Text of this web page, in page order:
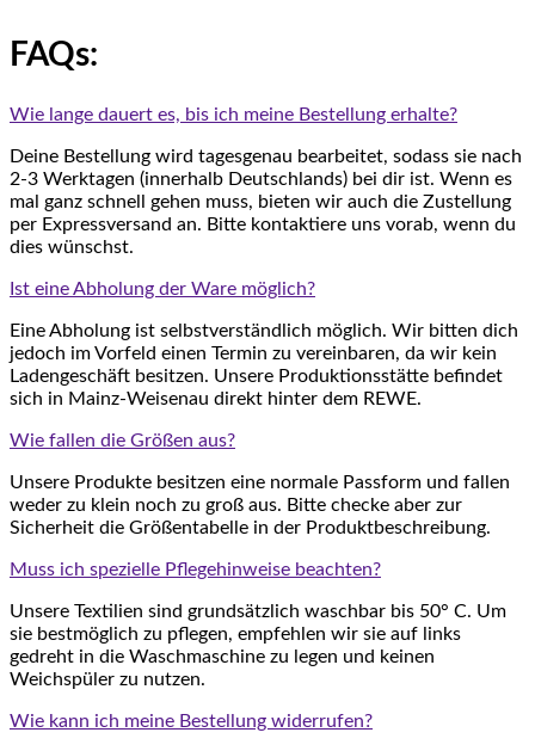
FAQs:
Wie lange dauert es, bis ich meine Bestellung erhalte?
Deine Bestellung wird tagesgenau bearbeitet, sodass sie nach
2-3 Werktagen (innerhalb Deutschlands) bei dir ist. Wenn es
mal ganz schnell gehen muss, bieten wir auch die Zustellung
per Expressversand an. Bitte kontaktiere uns vorab, wenn du
dies wünschst.
Ist eine Abholung der Ware möglich?
Eine Abholung ist selbstverständlich möglich. Wir bitten dich
jedoch im Vorfeld einen Termin zu vereinbaren, da wir kein
Ladengeschäft besitzen. Unsere Produktionsstätte befindet
sich in Mainz-Weisenau direkt hinter dem REWE.
Wie fallen die Größen aus?
Unsere Produkte besitzen eine normale Passform und fallen
weder zu klein noch zu groß aus. Bitte checke aber zur
Sicherheit die Größentabelle in der Produktbeschreibung.
Muss ich spezielle Pflegehinweise beachten?
Unsere Textilien sind grundsätzlich waschbar bis 50° C. Um
sie bestmöglich zu pflegen, empfehlen wir sie auf links
gedreht in die Waschmaschine zu legen und keinen
Weichspüler zu nutzen.
Wie kann ich meine Bestellung widerrufen?